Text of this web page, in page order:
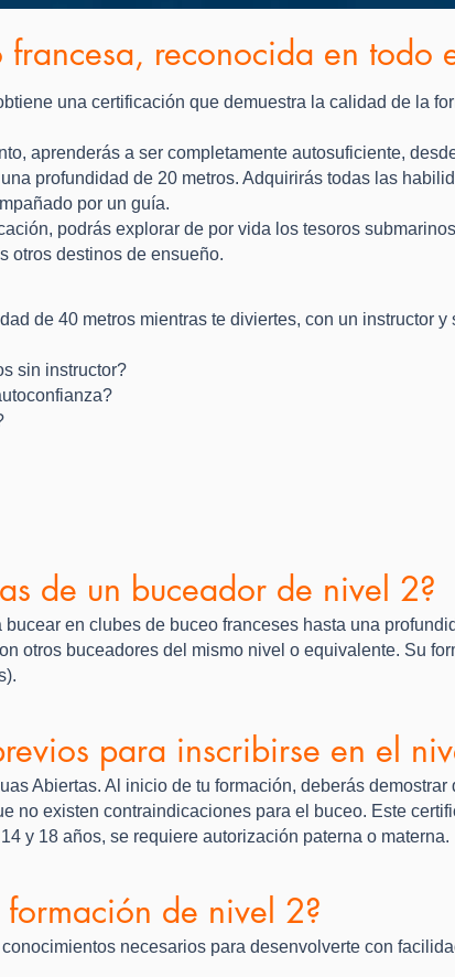
reconocida en todo
una certificación que demuestra la calidad de la
aprenderás a ser completamente autosuficiente,
profundidad de 20 metros. Adquirirás todas las
por un guía.
podrás explorar de por vida los tesoros
otros destinos de ensueño.
de 40 metros mientras te diviertes, con un instructor
sin instructor?
de un buceador de nivel 2?
en clubes de buceo franceses hasta una
otros buceadores del mismo nivel o equivalente. Su
para inscribirse en el
Abiertas. Al inicio de tu formación, deberás demostrar
no existen contraindicaciones para el buceo. Este
y 18 años, se requiere autorización paterna o materna.
de nivel 2?
necesarios para desenvolverte con